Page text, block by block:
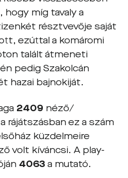
míg tavaly a
résztvevője saját
ezúttal a komáromi
talált átmeneti
pedig Szakolcán
hazai bajnokiját.
2409 néző/
rájátszásban ez a szám
küzdelmeire
volt kíváncsi. A play-
4063 a mutató.